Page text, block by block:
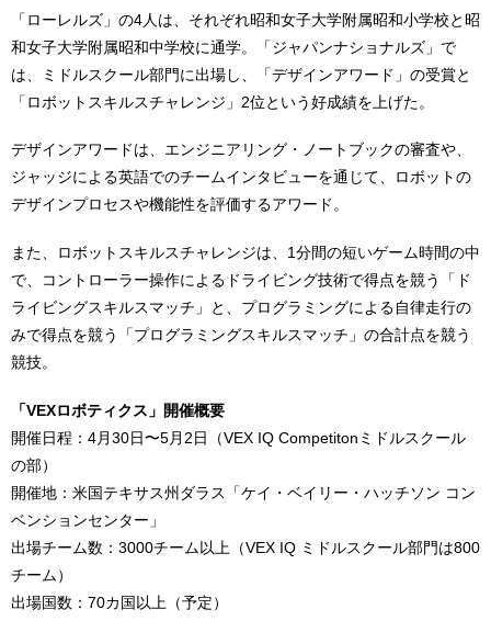
「ローレルズ」の4人は、それぞれ昭和女子大学附属昭和小学校と昭
和女子大学附属昭和中学校に通学。「ジャパンナショナルズ」で
は、ミドルスクール部門に出場し、「デザインアワード」の受賞と
「ロボットスキルスチャレンジ」2位という好成績を上げた。
デザインアワードは、エンジニアリング・ノートブックの審査や、
ジャッジによる英語でのチームインタビューを通じて、ロボットの
デザインプロセスや機能性を評価するアワード。
また、ロボットスキルスチャレンジは、1分間の短いゲーム時間の中
で、コントローラー操作によるドライビング技術で得点を競う「ド
ライビングスキルスマッチ」と、プログラミングによる自律走行の
みで得点を競う「プログラミングスキルスマッチ」の合計点を競う
競技。
「VEXロボティクス」開催概要
開催日程：4月30日〜5月2日（VEX IQ Competitonミドルスクール
の部）
開催地：米国テキサス州ダラス「ケイ・ベイリー・ハッチソン コン
ベンションセンター」
出場チーム数：3000チーム以上（VEX IQ ミドルスクール部門は800
チーム）
出場国数：70カ国以上（予定）